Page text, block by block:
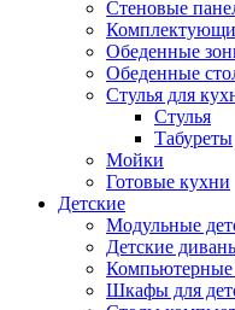
Стеновые
Обеденные
Обеденные
Стулья для
Cтулья
Табуреты
Мойки
Готовые кухни
Детские
Модульные
Детские
Компьютерные
Шкафы для